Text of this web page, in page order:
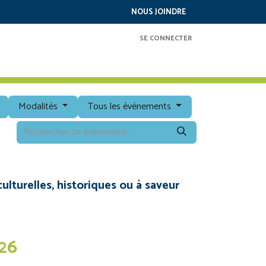
NOUS JOINDRE
SE CONNECTER
Modalités Tous les événements
historiques ou à saveur